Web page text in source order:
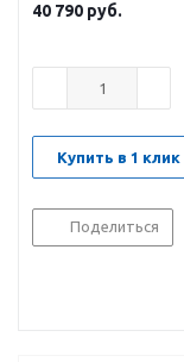
40 790 руб.
Купить в 1 клик
Поделиться